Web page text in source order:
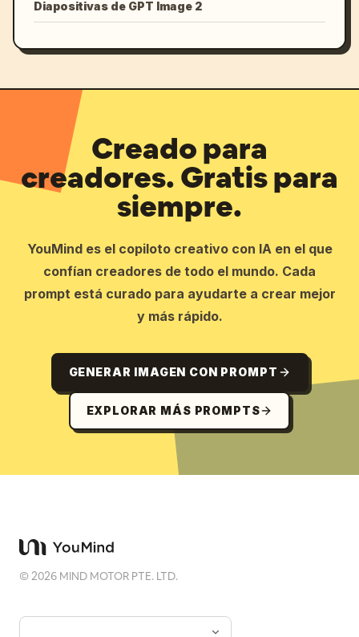
Diapositivas de GPT Image 2
Creado para
creadores. Gratis para
siempre.
YouMind es el copiloto creativo con IA en el que
confían creadores de todo el mundo. Cada
prompt está curado para ayudarte a crear mejor
y más rápido.
GENERAR IMAGEN CON PROMPT
EXPLORAR MÁS PROMPTS
©2026 MIND MOTOR PTE. LTD.